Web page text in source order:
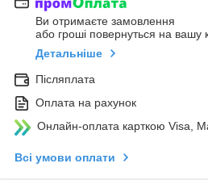
Ви отримаєте замовлення
або гроші повернуться на вашу
Детальніше
Післяплата
Оплата на рахунок
Онлайн-оплата карткою Visa,
Всі умови оплати